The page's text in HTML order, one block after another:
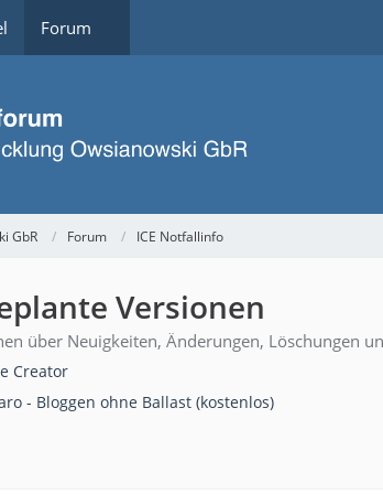
Forum
GbR Forum ICE Notfallinfo
Versionen
über Neuigkeiten, Änderungen, Löschungen
Creator
- Bloggen ohne Ballast (kostenlos)